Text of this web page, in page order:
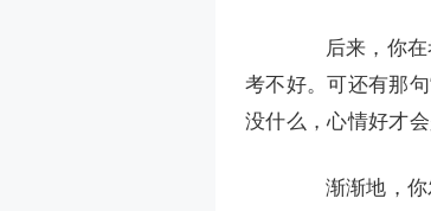
后来，你在考
考不好。可还有那
没什么，心情好才会
渐渐地，你发